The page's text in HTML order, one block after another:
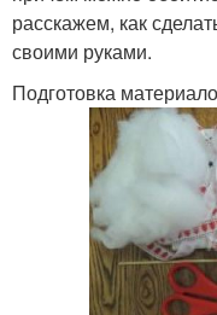
расскажем, как
своими руками.
Подготовка